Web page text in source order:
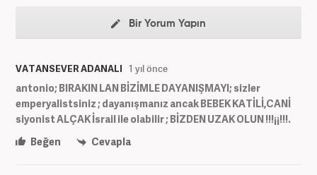
Bir Yorum Yapın
VATANSEVER ADANALI 1 yıl önce
antonio; BIRAKIN LAN BİZİMLE DAYANIŞMAYI; sizler
emperyalistsiniz ; dayanışmanız ancak BEBEK KATİLİ,CANİ
siyonist ALÇAK İsrail ile olabilir ; BİZDEN UZAK OLUN !!!¡¡!!!.
Beğen
Cevapla